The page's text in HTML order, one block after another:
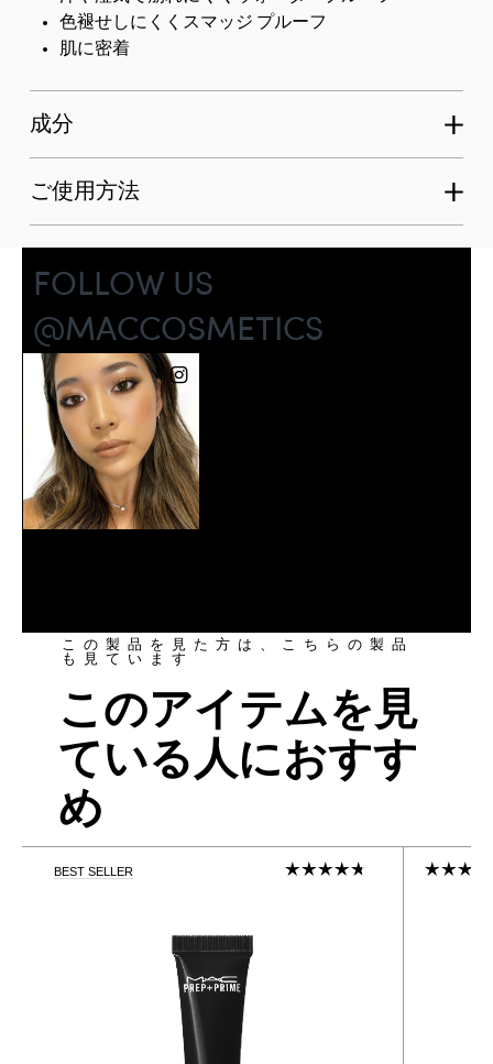
色褪せしにくくスマッジ プルーフ
肌に密着
成分
ご使用方法
この製品を見た方は、こちらの製品
も見ています
このアイテムを見
ている人におすす
め
BEST SELLER